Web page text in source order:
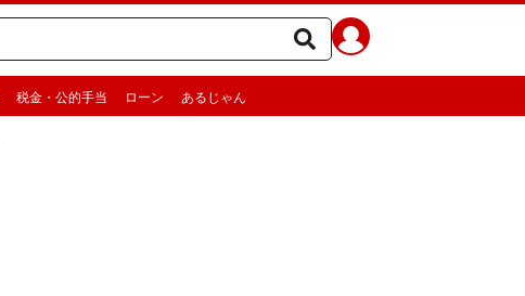
税金・公的手当 ローン あるじゃん